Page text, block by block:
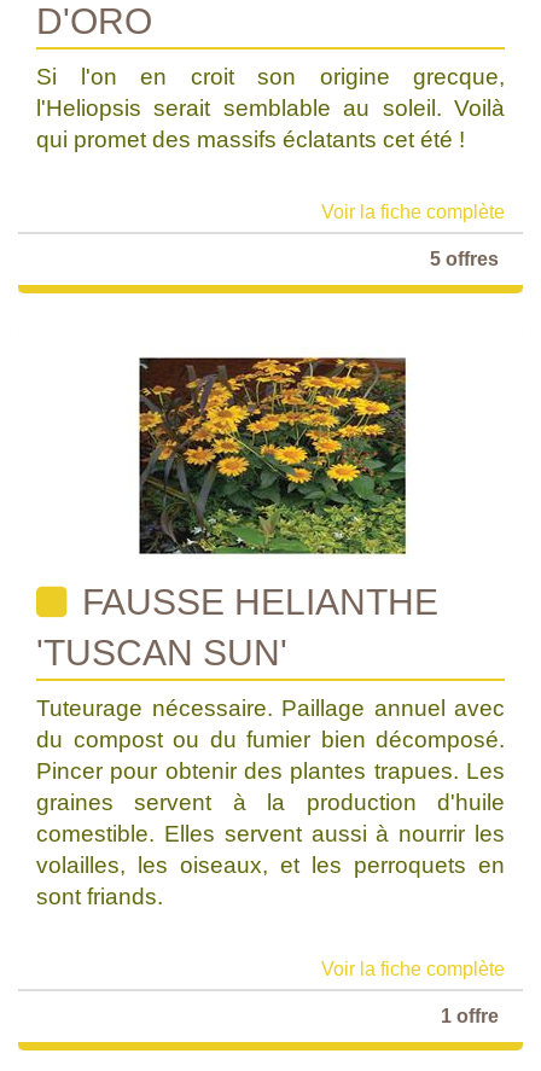
D'ORO
Si l'on en croit son origine grecque,
l'Heliopsis serait semblable au soleil. Voilà
qui promet des massifs éclatants cet été !
Voir la fiche complète
5 offres
FAUSSE HELIANTHE
'TUSCAN SUN'
Tuteurage nécessaire. Paillage annuel avec
du compost ou du fumier bien décomposé.
Pincer pour obtenir des plantes trapues. Les
graines servent à la production d'huile
comestible. Elles servent aussi à nourrir les
volailles, les oiseaux, et les perroquets en
sont friands.
Voir la fiche complète
1 offre